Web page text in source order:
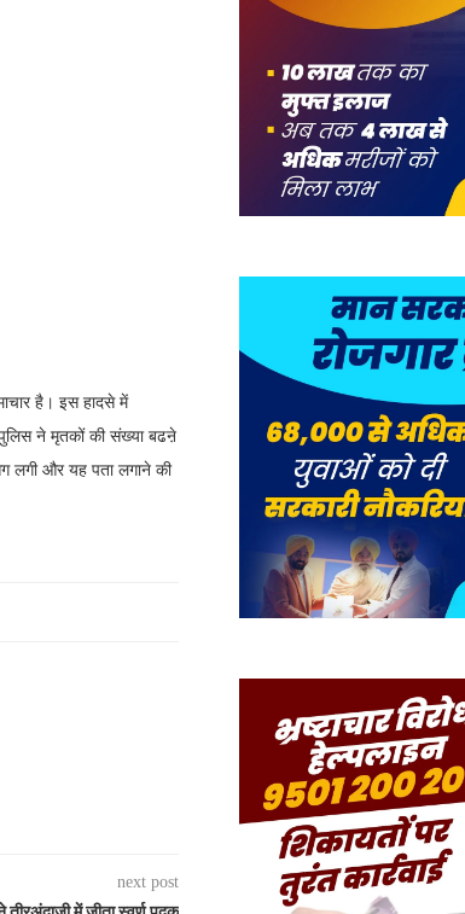
है। इस हादसे में
ने मृतकों की संख्या बढऩे
लगी और यह पता लगाने की
next post